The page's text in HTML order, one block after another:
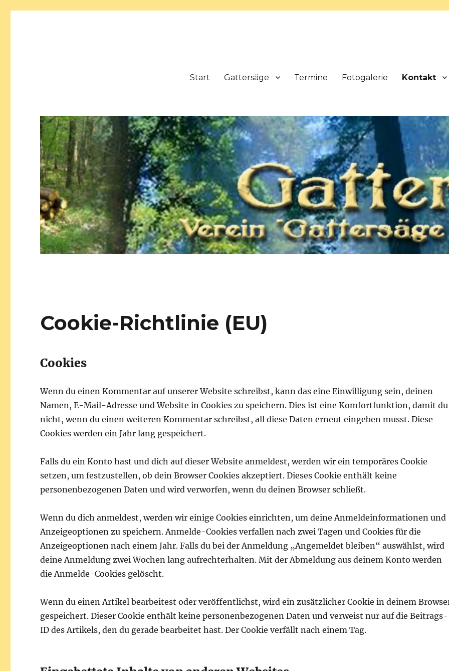
Start Gattersäge Termine Fotogalerie Kontakt
Cookie-Richtlinie (EU)
Cookies
Wenn du einen Kommentar auf unserer Website schreibst, kann das eine Einwilligung sein, deinen
Namen, E-Mail-Adresse und Website in Cookies zu speichern. Dies ist eine Komfortfunktion, damit du
nicht, wenn du einen weiteren Kommentar schreibst, all diese Daten erneut eingeben musst. Diese
Cookies werden ein Jahr lang gespeichert.
Falls du ein Konto hast und dich auf dieser Website anmeldest, werden wir ein temporäres Cookie
setzen, um festzustellen, ob dein Browser Cookies akzeptiert. Dieses Cookie enthält keine
personenbezogenen Daten und wird verworfen, wenn du deinen Browser schließt.
Wenn du dich anmeldest, werden wir einige Cookies einrichten, um deine Anmeldeinformationen und
Anzeigeoptionen zu speichern. Anmelde-Cookies verfallen nach zwei Tagen und Cookies für die
Anzeigeoptionen nach einem Jahr. Falls du bei der Anmeldung „Angemeldet bleiben“ auswählst, wird
deine Anmeldung zwei Wochen lang aufrechterhalten. Mit der Abmeldung aus deinem Konto werden
die Anmelde-Cookies gelöscht.
Wenn du einen Artikel bearbeitest oder veröffentlichst, wird ein zusätzlicher Cookie in deinem
gespeichert. Dieser Cookie enthält keine personenbezogenen Daten und verweist nur auf die Beitrags-
ID des Artikels, den du gerade bearbeitet hast. Der Cookie verfällt nach einem Tag.